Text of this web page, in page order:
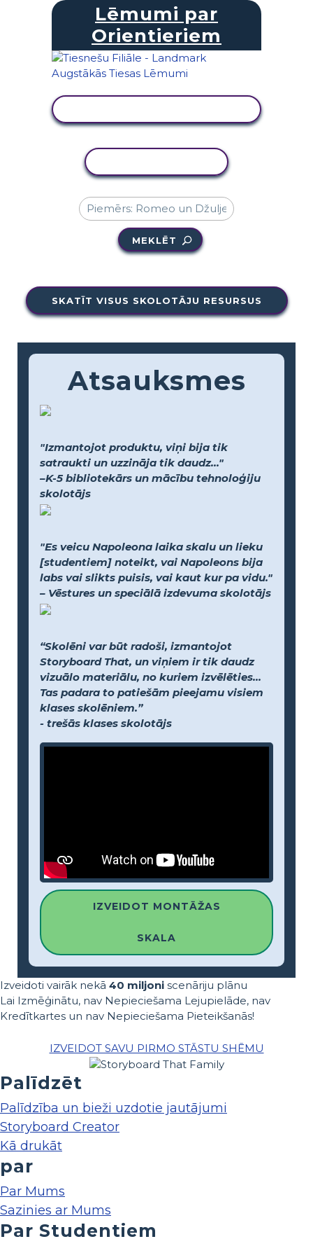
Lēmumi par
Orientieriem
MEKLĒT
SKATĪT VISUS SKOLOTĀJU RESURSUS
Atsauksmes
"Izmantojot produktu, viņi bija tik
satraukti un uzzināja tik daudz..."
–K-5 bibliotekārs un mācību tehnoloģiju
skolotājs
"Es veicu Napoleona laika skalu un lieku
[studentiem] noteikt, vai Napoleons bija
labs vai slikts puisis, vai kaut kur pa vidu."
– Vēstures un speciālā izdevuma skolotājs
“Skolēni var būt radoši, izmantojot
Storyboard That, un viņiem ir tik daudz
vizuālo materiālu, no kuriem izvēlēties...
Tas padara to patiešām pieejamu visiem
klases skolēniem.”
- trešās klases skolotājs
IZVEIDOT MONTĀŽAS
SKALA
Izveidoti vairāk nekā 40 miljoni scenāriju plānu
Lai Izmēģinātu, nav Nepieciešama Lejupielāde, nav
Kredītkartes un nav Nepieciešama Pieteikšanās!
IZVEIDOT SAVU PIRMO STĀSTU SHĒMU
Palīdzēt
Palīdzība un bieži uzdotie jautājumi
Storyboard Creator
Kā drukāt
par
Par Mums
Sazinies ar Mums
Par Studentiem